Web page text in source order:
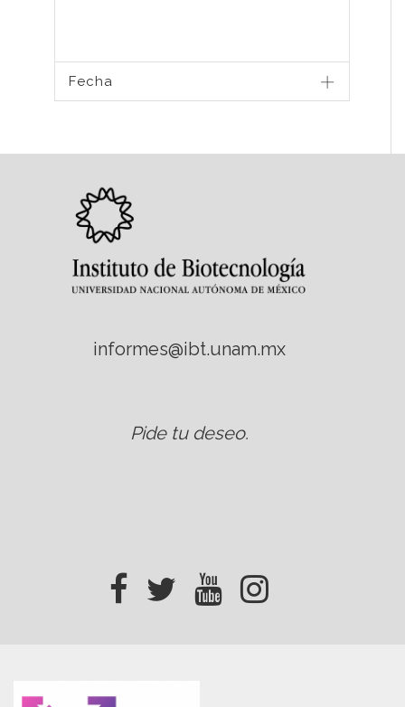
Fecha
informes@ibt.unam.mx
Pide tu deseo.